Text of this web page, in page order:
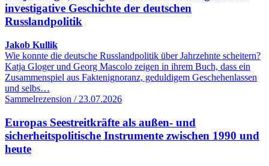
investigative Geschichte der deutschen
Russlandpolitik
Jakob Kullik
Wie konnte die deutsche Russlandpolitik über Jahrzehnte scheitern?
Katja Gloger und Georg Mascolo zeigen in ihrem Buch, dass ein
Zusammenspiel aus Faktenignoranz, geduldigem Geschehenlassen
und selbs…
Sammelrezension / 23.07.2026
Europas Seestreitkräfte als außen- und
sicherheitspolitische Instrumente zwischen 1990 und
heute